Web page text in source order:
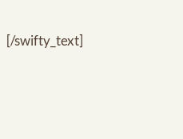
[/swifty_text]